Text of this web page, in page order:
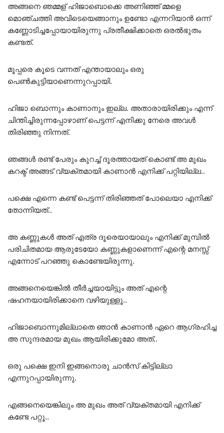
അങ്ങനെ ഞമ്മള് ഹിജാബൊക്കെ അണിഞ്ഞ് മ്മളെ
മൊഞ്ചത്തി അവിടെയെങ്ങാനും ഉണ്ടോ എന്നറിയാൻ ഒന്ന്
കണ്ണോടിച്ചപ്പോയായിരുന്നു പ്രതീക്ഷിക്കാതെ ഒരൽഭുതം
കണ്ടത്.
മൂപ്പരെ കൂടെ വന്നത് എന്തായാലും ഒരു
പെൺകുട്ടിയാണെന്നുറപ്പായി.
ഹിജാ ബൊന്നും കാണാനും ഇല്ല. അതാരായിരിക്കും എന്ന്
ചിന്തിച്ചിരുന്നപ്പോഴാണ് പെട്ടന്ന് എനിക്കു നേരെ അവൾ
തിരിഞ്ഞു നിന്നത്.
ഞങ്ങൾ രണ്ട് പേരും കുറച്ച് ദൂരത്തായത് കൊണ്ട് അ മുഖം
കറക്ട് അങ്ങട് വ്യക്തമായി കാണാൻ എനിക്ക് പറ്റിയില്ല..
പക്ഷെ എന്നെ കണ്ട് പെട്ടന്ന് തിരിഞ്ഞത് പോലെയാ എനിക്ക്
തോന്നിയത്..
അ കണ്ണുകൾ അത് എത്ര ദൂരെയായാലും എനിക്ക് മുമ്പിൽ
പരിചിതമായ ആരുടേയോ കണ്ണുകളാണെന്ന് എന്റെ മനസ്സ്
എന്നോട് പറഞ്ഞു കൊണ്ടേയിരുന്നു.
അങ്ങനെയെങ്കിൽ തീർച്ചയായിട്ടും അത് എന്റെ
ഷഹനയായിരിക്കാനെ വഴിയുള്ളൂ..
ഹിജാബാെന്നുമില്ലാതെ ഞാൻ കാണാൻ ഏറെ ആഗ്രഹിച്ച
അ സുന്ദരമായ മുഖം ആയിരിക്കുമോ അത്..
ഒരു പക്ഷെ ഇനി ഇങ്ങനൊരു ചാൻസ് കിട്ടില്ലാ
എന്നുറപ്പായിരുന്നു.
എങ്ങനെയെങ്കിലും അ മുഖം അത് വ്യക്തമായി എനിക്ക്
കണ്ടേ പറ്റൂ..